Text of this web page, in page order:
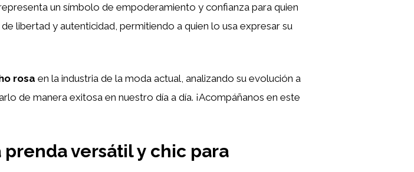
un símbolo de empoderamiento y confianza para quien
libertad y autenticidad, permitiendo a quien lo usa expresar su
rosa en la industria de la moda actual, analizando su evolución a
de manera exitosa en nuestro día a día. ¡Acompáñanos en este
versátil y chic para